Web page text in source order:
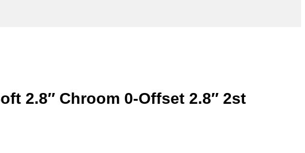
2.8″ Chroom 0-Offset 2.8″ 2st